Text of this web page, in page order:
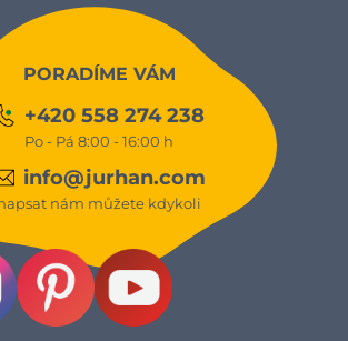
PORADÍME VÁM
+420 558 274 238
Po - Pá 8:00 - 16:00 h
info@jurhan.com
nám můžete kdykoli